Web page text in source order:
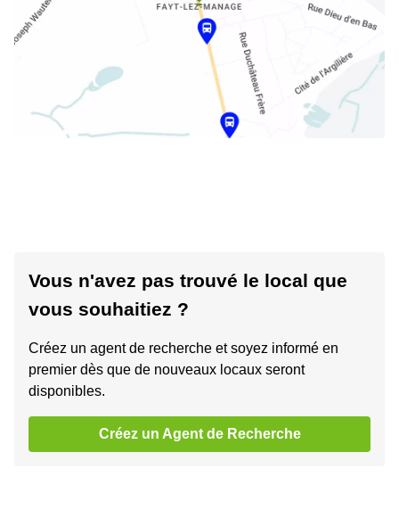
Vous n'avez pas trouvé le local que
vous souhaitiez ?
Créez un agent de recherche et soyez informé en
premier dès que de nouveaux locaux seront
disponibles.
Créez un Agent de Recherche